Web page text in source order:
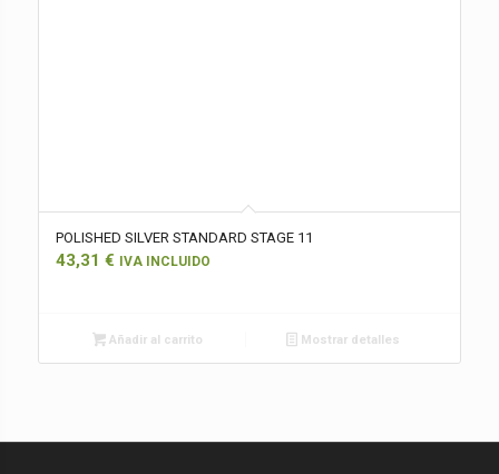
POLISHED SILVER STANDARD STAGE 11
43,31 € IVA INCLUIDO
Añadir al carrito Mostrar detalles